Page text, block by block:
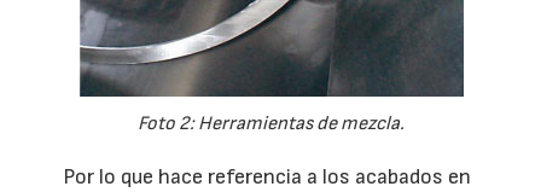
Foto 2: Herramientas de mezcla.
Por lo que hace referencia a los acabados en